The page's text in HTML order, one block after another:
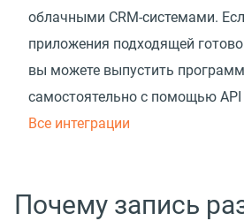
облачными CRM-системами.
приложения подходящей
вы можете выпустить
самостоятельно с помощью API
Все интеграции
Почему запись